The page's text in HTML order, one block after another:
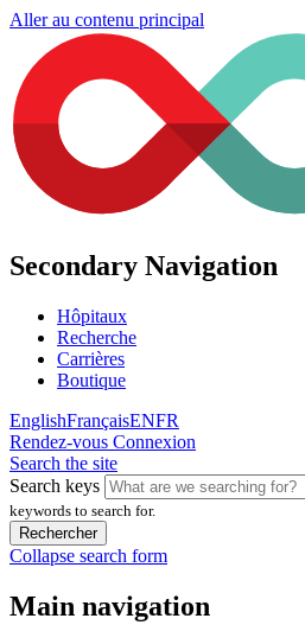
Aller au contenu principal
Secondary Navigation
Hôpitaux
Recherche
Carrières
Boutique
EnglishFrançaisENFR
Rendez-vous Connexion
Search the site
Search keys
keywords to search for.
Collapse search form
Main navigation